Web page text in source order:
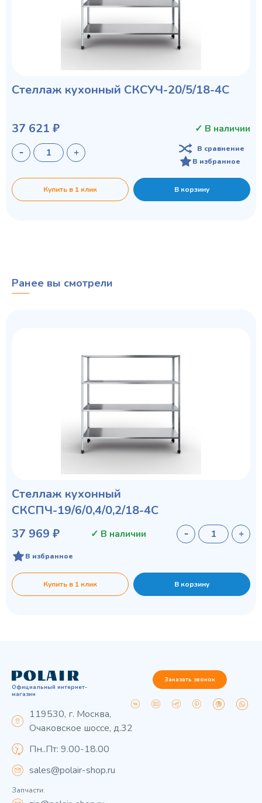
Стеллаж кухонный СКСУЧ-20/5/18-4С
37 621 ₽ ✓ В наличии
В сравнение
В избранное
Купить в 1 клик В корзину
Ранее вы смотрели
Стеллаж кухонный
СКСПЧ-19/6/0,4/0,2/18-4С
37 969 ₽
✓ В наличии
В избранное
Купить в 1 клик В корзину
Официальный интернет-
магазин
119530, г. Москва,
Очаковское шоссе, д.32
Пн..Пт: 9.00-18.00
sales@polair-shop.ru
Запчасти:
Заказать звонок